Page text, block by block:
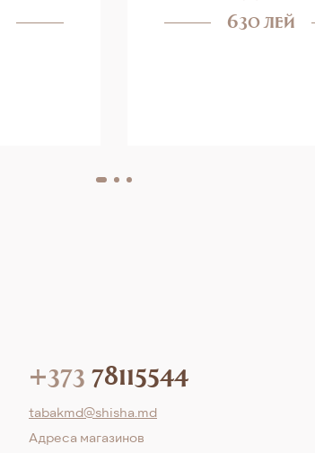
630 лей
+373 78115544
tabakmd@shisha.md
Aдреса магазинов